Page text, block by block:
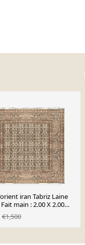
iran Tabriz Laine
€1,500